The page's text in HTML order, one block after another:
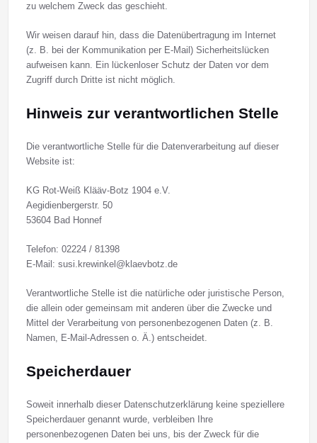
zu welchem Zweck das geschieht.
Wir weisen darauf hin, dass die Datenübertragung im Internet
(z. B. bei der Kommunikation per E-Mail) Sicherheitslücken
aufweisen kann. Ein lückenloser Schutz der Daten vor dem
Zugriff durch Dritte ist nicht möglich.
Hinweis zur verantwortlichen Stelle
Die verantwortliche Stelle für die Datenverarbeitung auf dieser
Website ist:
KG Rot-Weiß Klääv-Botz 1904 e.V.
Aegidienbergerstr. 50
53604 Bad Honnef
Telefon: 02224 / 81398
E-Mail: susi.krewinkel@klaevbotz.de
Verantwortliche Stelle ist die natürliche oder juristische Person,
die allein oder gemeinsam mit anderen über die Zwecke und
Mittel der Verarbeitung von personenbezogenen Daten (z. B.
Namen, E-Mail-Adressen o. Ä.) entscheidet.
Speicherdauer
Soweit innerhalb dieser Datenschutzerklärung keine speziellere
Speicherdauer genannt wurde, verbleiben Ihre
personenbezogenen Daten bei uns, bis der Zweck für die